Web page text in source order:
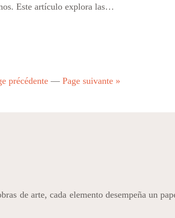
Este artículo explora las…
précédente — Page suivante »
de arte, cada elemento desempeña un